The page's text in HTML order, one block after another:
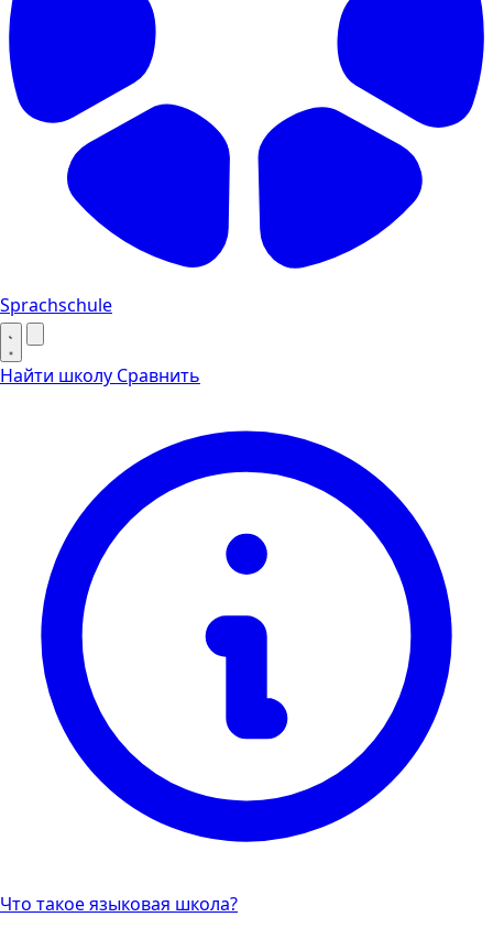
Sprachschule
Найти школу Сравнить
Что такое языковая школа?